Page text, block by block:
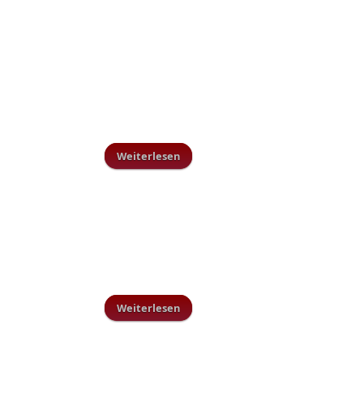
Weiterlesen
über Hallensaison 1. Mannschaft
Weiterlesen über Die Sache mit den Bildern